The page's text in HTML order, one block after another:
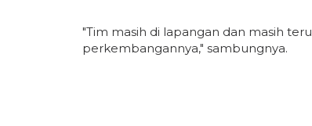
"Tim masih di lapangan dan masih
perkembangannya," sambungnya.